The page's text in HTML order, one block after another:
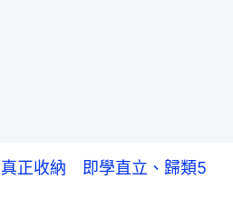
正收納 即學直立、歸類5